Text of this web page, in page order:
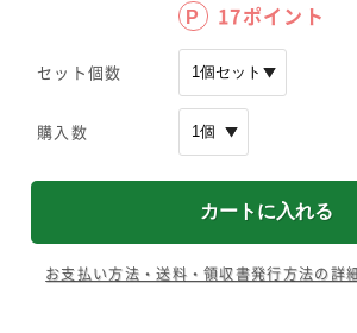
P 17ポイント
セット個数
購入数
お支払い方法・送料・領収書発行方法の詳